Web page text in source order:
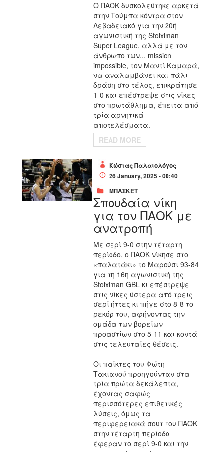
Ο ΠΑΟΚ δυσκολεύτηκε αρκετά
στην Τούμπα κόντρα στον
Λεβαδειακό για την 20ή
αγωνιστική της Stoiximan
Super League, αλλά με τον
άνθρωπο των... mission
impossible, τον Μαντί Καμαρά,
να αναλαμβάνει και πάλι
δράση στο τέλος, επικράτησε
1-0 και επέστρεψε στις νίκες
στο πρωτάθλημα, έπειτα από
τρία αρνητικά
αποτελέσματα.
READ MORE
Κώστας Παλαιολόγος
26 January, 2025 - 00:40
ΜΠΑΣΚΕΤ
Σπουδαία νίκη
για τον ΠΑΟΚ με
ανατροπή
Με σερί 9-0 στην τέταρτη
περίοδο, ο ΠΑΟΚ νίκησε στο
«παλατάκι» το Μαρούσι 93-84
για τη 16η αγωνιστική της
Stoiximan GBL κι επέστρεψε
στις νίκες ύστερα από τρεις
σερί ήττες κι πήγε στο 8-8 το
ρεκόρ του, αφήνοντας την
ομάδα των βορείων
προαστίων στο 5-11 και κοντά
στις τελευταίες θέσεις.
Οι παίκτες του Φώτη
Τακιανού προηγούνταν στα
τρία πρώτα δεκάλεπτα,
έχοντας σαφώς
περισσότερες επιθετικές
λύσεις, όμως τα
περιφερειακά σουτ του ΠΑΟΚ
στην τέταρτη περίοδο
έφεραν το σερί 9-0 και την